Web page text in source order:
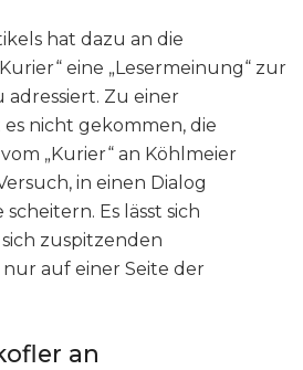
hat dazu an die
eine „Lesermeinung“ zur
Zu einer
nicht gekommen, die
„Kurier“ an Köhlmeier
in einen Dialog
Es lässt sich
zuspitzenden
nur auf einer Seite der
an